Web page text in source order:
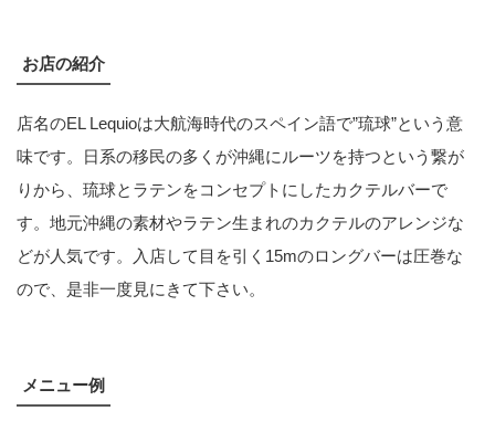
お店の紹介
店名のEL Lequioは大航海時代のスペイン語で”琉球”という意
味です。日系の移民の多くが沖縄にルーツを持つという繋が
りから、琉球とラテンをコンセプトにしたカクテルバーで
す。地元沖縄の素材やラテン生まれのカクテルのアレンジな
どが人気です。入店して目を引く15mのロングバーは圧巻な
ので、是非一度見にきて下さい。
メニュー例